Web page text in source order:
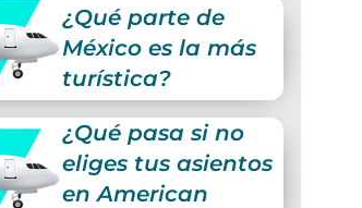
¿Qué parte de
México es la más
turística?
¿Qué pasa si no
eliges tus asientos
en American